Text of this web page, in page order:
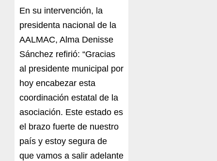
En su intervención, la
presidenta nacional de la
AALMAC, Alma Denisse
Sánchez refirió: “Gracias
al presidente municipal por
hoy encabezar esta
coordinación estatal de la
asociación. Este estado es
el brazo fuerte de nuestro
país y estoy segura de
que vamos a salir adelante